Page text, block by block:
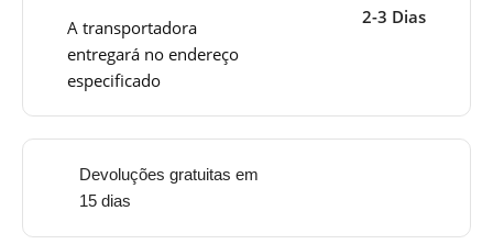
A transportadora
entregará no endereço
especificado
2-3 Dias
Devoluções gratuitas em
15 dias